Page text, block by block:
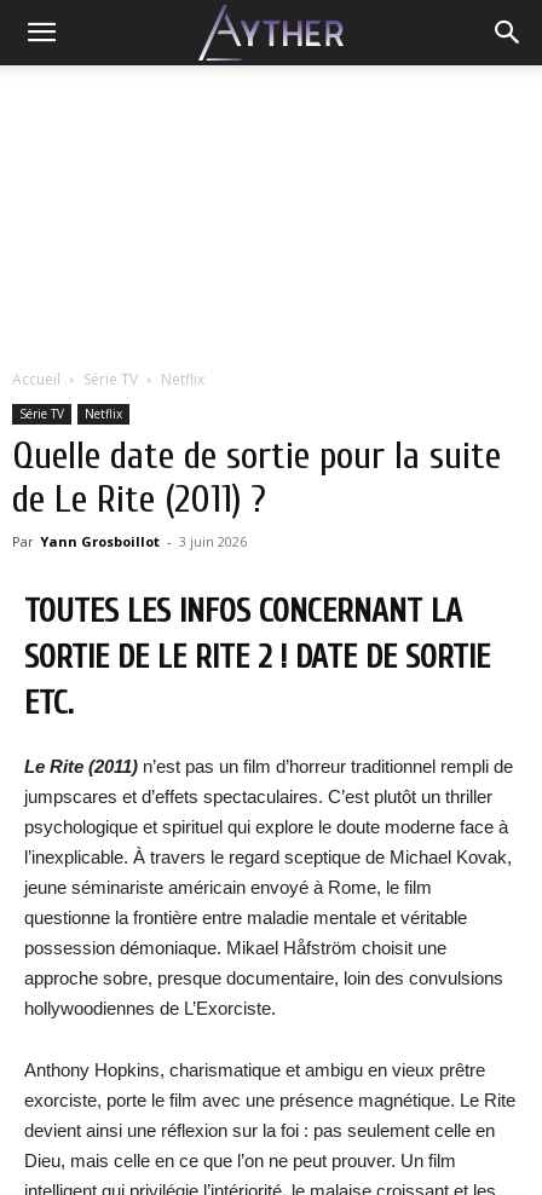
Accueil Série TV Netflix
Série TV Netflix
Quelle date de sortie pour la suite
de Le Rite (2011) ?
Par Yann Grosboillot - 3 juin 2026
TOUTES LES INFOS CONCERNANT LA
SORTIE DE LE RITE 2 ! DATE DE SORTIE
ETC.
Le Rite (2011) n’est pas un film d’horreur traditionnel rempli de
jumpscares et d’effets spectaculaires. C’est plutôt un thriller
psychologique et spirituel qui explore le doute moderne face à
l’inexplicable. À travers le regard sceptique de Michael Kovak,
jeune séminariste américain envoyé à Rome, le film
questionne la frontière entre maladie mentale et véritable
possession démoniaque. Mikael Håfström choisit une
approche sobre, presque documentaire, loin des convulsions
hollywoodiennes de L’Exorciste.
Anthony Hopkins, charismatique et ambigu en vieux prêtre
exorciste, porte le film avec une présence magnétique. Le Rite
devient ainsi une réflexion sur la foi : pas seulement celle en
Dieu, mais celle en ce que l’on ne peut prouver. Un film
intelligent qui privilégie l’intériorité, le malaise croissant et les